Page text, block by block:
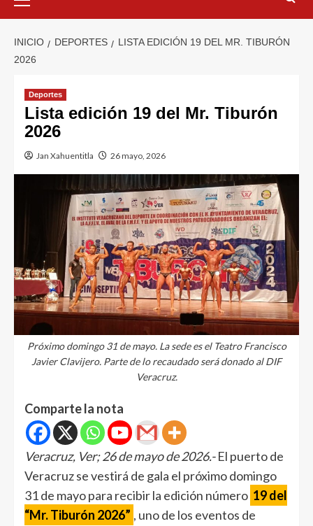
INICIO DEPORTES
LISTA EDICIÓN 19 DEL MR. TIBURÓN
2026
Deportes
Lista edición 19 del Mr. Tiburón
2026
Jan Xahuentitla 26 mayo, 2026
Próximo domingo 31 de mayo. La sede es el Teatro Francisco
Javier Clavijero. Parte de lo recaudado será donado al DIF
Veracruz.
Comparte la nota
Veracruz, Ver; 26 de mayo de 2026.-El puerto de
Veracruz se vestirá de gala el próximo domingo
31 de mayo para recibir la edición número 19 del
“Mr. Tiburón 2026” , uno de los eventos de